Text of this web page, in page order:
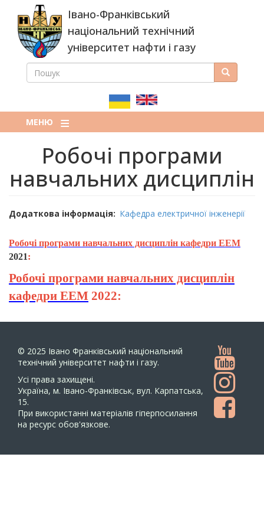
основного
вмісту
Івано-Франківський
національний технічний
університет нафти і газу
ПОШУКОВА
ПОШУК Пошук
МЕНЮ
Робочі програми
навчальних дисциплін
Додаткова інформація Кафедра електричної інженерії
Робочі програми навчальних дисциплін кафедри ЕЕМ
2021:
Робочі програми навчальних дисциплін
кафедри ЕЕМ 2022:
© 2025 Івано Франківський національний
технічний університет нафти і газу.
Усi права захищенi.
Україна, м. Івано-Франківськ, вул. Карпатська,
15.
При використанні матеріалів гіперпосилання
на ресурс обов'язкове.